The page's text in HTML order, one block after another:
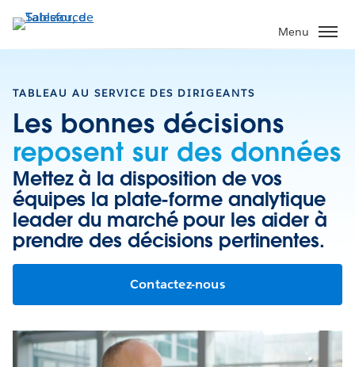
Aller
au
contenu
Menu
TABLEAU AU SERVICE DES DIRIGEANTS
Les bonnes décisions
reposent sur des données
Mettez à la disposition de vos
équipes la plate-forme analytique
leader du marché pour les aider à
prendre des décisions pertinentes.
Contactez-nous